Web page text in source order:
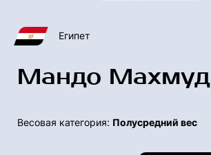
Египет
Мандо Махмуд
Весовая категория: Полусредний вес